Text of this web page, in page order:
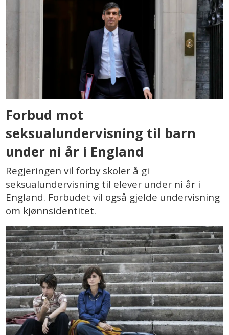
Forbud mot
seksualundervisning til barn
under ni år i England
Regjeringen vil forby skoler å gi
seksualundervisning til elever under ni år i
England. Forbudet vil også gjelde undervisning
om kjønnsidentitet.